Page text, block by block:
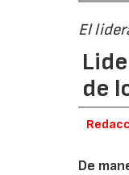
El
de
De